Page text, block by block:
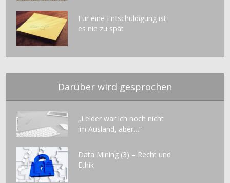
Für eine Entschuldigung ist
es nie zu spät
Darüber wird gesprochen
„Leider war ich noch nicht
im Ausland, aber…“
Data Mining (3) – Recht und
Ethik